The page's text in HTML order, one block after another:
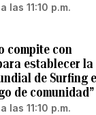
las 11:10 p.m.
compite con
establecer la
de Surfing
de comunidad”
las 11:10 p.m.